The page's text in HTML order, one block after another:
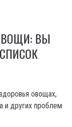
ВЫ
овощах,
и других проблем